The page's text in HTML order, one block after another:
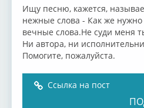
Ищу песню, кажется,
нежные слова - Как же нужно
вечные слова.Не суди меня
Ни автора, ни
Помогите, пожалуйста.
Ссылка на пост